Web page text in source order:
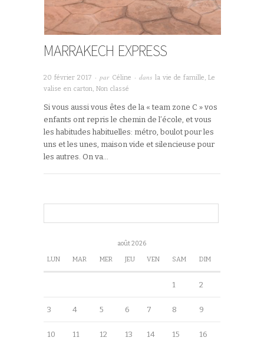
MARRAKECH EXPRESS
20 février 2017 · par Céline · dans la vie de famille, Le
valise en carton, Non classé
Si vous aussi vous êtes de la « team zone C » vos
enfants ont repris le chemin de l’école, et vous
les habitudes habituelles: métro, boulot pour les
uns et les unes, maison vide et silencieuse pour
les autres. On va…
août 2026
LUN MAR MER JEU VEN SAM DIM
1 2
3 4 5 6 7 8 9
10 11 12 13 14 15 16